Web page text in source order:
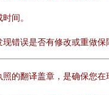
间。
现错误是否有修改或重做保
照的翻译盖章，是确保您在